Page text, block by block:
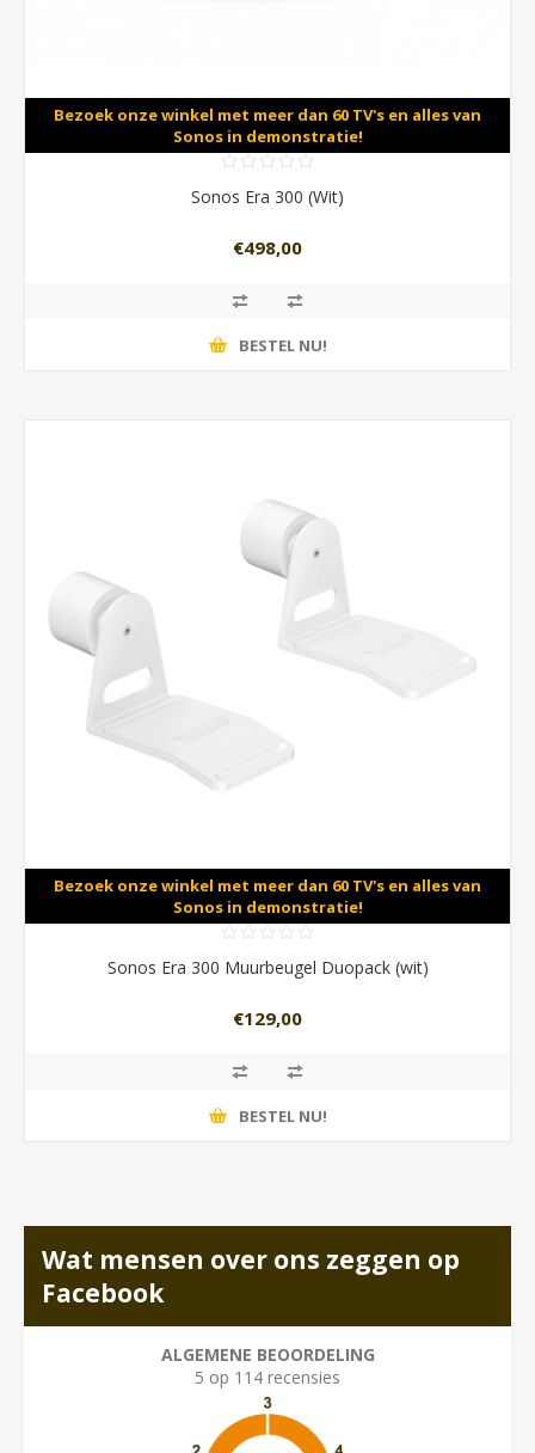
Bezoek onze winkel met meer dan 60 TV's en alles van
Sonos in demonstratie!
Sonos Era 300 (Wit)
€498,00
BESTEL NU!
Bezoek onze winkel met meer dan 60 TV's en alles van
Sonos in demonstratie!
Sonos Era 300 Muurbeugel Duopack (wit)
€129,00
BESTEL NU!
Wat mensen over ons zeggen op
Facebook
ALGEMENE BEOORDELING
5 op 114 recensies